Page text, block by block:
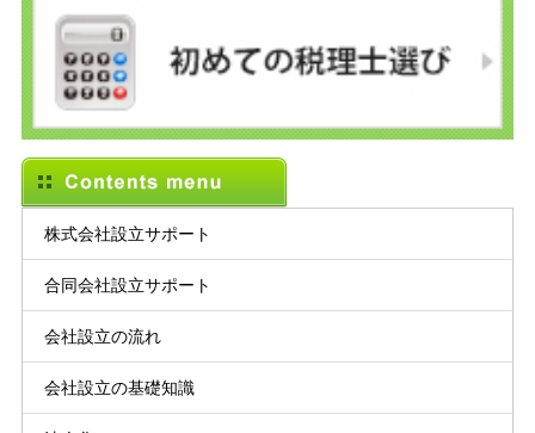
株式会社設立サポート
合同会社設立サポート
会社設立の流れ
会社設立の基礎知識